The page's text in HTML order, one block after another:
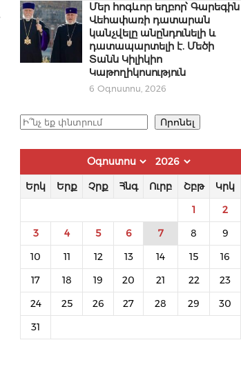
Մեր հոգևոր եղբոր՝ Գարեգին
Վեհափառի դատարան
կանչվելը անընդունելի և
դատապարտելի է. Մեծի
Տանն Կիլիկիո
Կաթողիկոսություն
6 Օգոստոս, 2026
Որոնել Որոնել
Երկ Երք Չրք Հնգ Ուրբ Շբթ Կրկ
1 2
3 4 5 6 7 8 9
10 11 12 13 14 15 16
17 18 19 20 21 22 23
24 25 26 27 28 29 30
31